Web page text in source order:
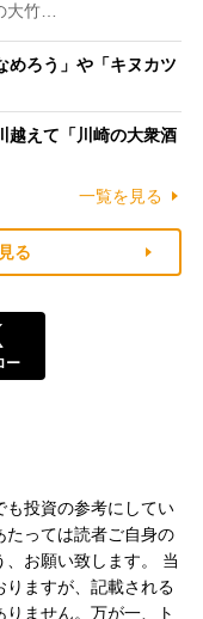
大竹…
めろう」や「キヌカツ
越えて「川崎の大衆酒
一覧を見る
る
ー
も投資の参考にしてい
たっては読者ご自身の
お願い致します。 当
ますが、記載される
ません。万が一、ト